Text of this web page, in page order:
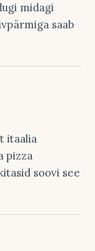
midagi
saab
itaalia
pizza
soovi see